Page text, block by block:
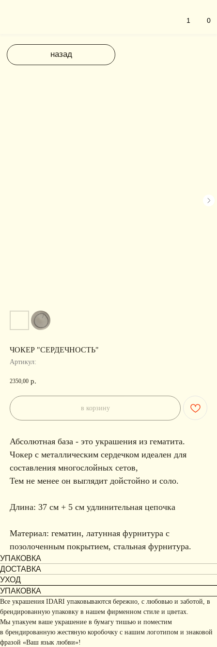
ЧОКЕР "СЕРДЕЧНОСТЬ"
Артикул:
2350,00 р.
в корзину
Абсолютная база - это украшения из гематита.
Чокер с металличеcким сердечком идеален для
составления многослойных сетов,
Тем не менее он выглядит дойстойно и соло.
Длина: 37 см + 5 см удлинительная цепочка
Материал: гематин, латунная фурнитура с
позолоченным покрытием, стальная фурнитура.
УПАКОВКА
ДОСТАВКА
УХОД
УПАКОВКА
Все украшения IDARI упаковываются бережно, с любовью и заботой, в
брендированную упаковку в нашем фирменном стиле и цветах.
Мы упакуем ваше украшение в бумагу тишью и поместим
в брендированную жестяную коробочку с нашим логотипом и знаковой
фразой «Ваш язык любви»!